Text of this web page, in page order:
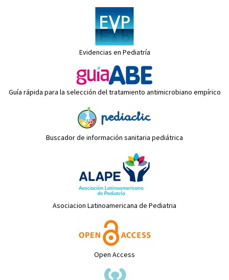
Evidencias en Pediatría
Guía rápida para la selección del tratamiento antimicrobiano empírico
Buscador de información sanitaria pediátrica
Asociacion Latinoamericana de Pediatria
Open Access